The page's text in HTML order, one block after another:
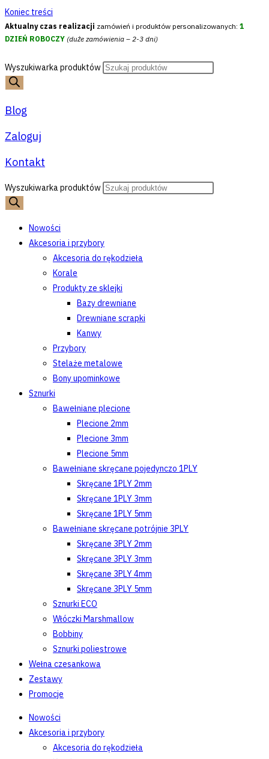
Koniec treści
Aktualny czas realizacji zamówień i produktów personalizowanych: 1
DZIEŃ ROBOCZY (duże zamówienia – 2-3 dni)
Wyszukiwarka produktów
Blog
Zaloguj
Kontakt
Wyszukiwarka produktów
Nowości
Akcesoria i przybory
Akcesoria do rękodzieła
Korale
Produkty ze sklejki
Bazy drewniane
Drewniane scrapki
Kanwy
Przybory
Stelaże metalowe
Bony upominkowe
Sznurki
Bawełniane plecione
Plecione 2mm
Plecione 3mm
Plecione 5mm
Bawełniane skręcane pojedynczo 1PLY
Skręcane 1PLY 2mm
Skręcane 1PLY 3mm
Skręcane 1PLY 5mm
Bawełniane skręcane potrójnie 3PLY
Skręcane 3PLY 2mm
Skręcane 3PLY 3mm
Skręcane 3PLY 4mm
Skręcane 3PLY 5mm
Sznurki ECO
Włóczki Marshmallow
Bobbiny
Sznurki poliestrowe
Wełna czesankowa
Zestawy
Promocje
Nowości
Akcesoria i przybory
Akcesoria do rękodzieła